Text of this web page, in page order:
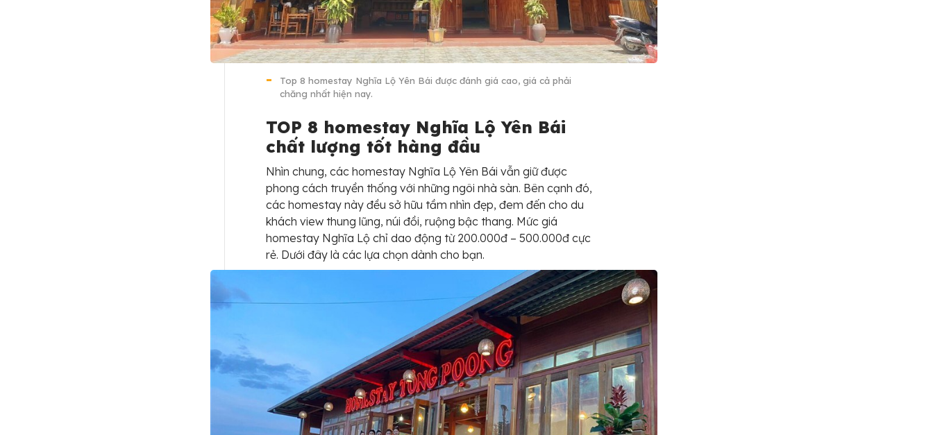
Top 8 homestay Nghĩa Lộ Yên Bái được đánh giá cao, giá cả phải
chăng nhất hiện nay.
TOP 8 homestay Nghĩa Lộ Yên Bái
chất lượng tốt hàng đầu
Nhìn chung, các homestay Nghĩa Lộ Yên Bái vẫn giữ được
phong cách truyền thống với những ngôi nhà sàn. Bên cạnh đó,
các homestay này đều sở hữu tầm nhìn đẹp, đem đến cho du
khách view thung lũng, núi đồi, ruộng bậc thang. Mức giá
homestay Nghĩa Lộ chỉ dao động từ 200.000đ – 500.000đ cực
rẻ. Dưới đây là các lựa chọn dành cho bạn.